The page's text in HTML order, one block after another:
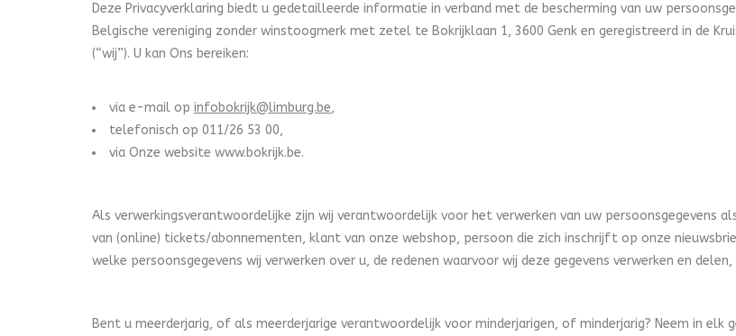
Deze Privacyverklaring biedt u gedetailleerde informatie in verband met de bescherming van uw
Belgische vereniging zonder winstoogmerk met zetel te Bokrijklaan 1, 3600 Genk en geregistreerd in de
(“wij”). U kan Ons bereiken:
via e-mail op infobokrijk@limburg.be,
telefonisch op 011/26 53 00,
via Onze website www.bokrijk.be.
Als verwerkingsverantwoordelijke zijn wij verantwoordelijk voor het verwerken van uw persoonsgegevens
van (online) tickets/abonnementen, klant van onze webshop, persoon die zich inschrijft op onze
welke persoonsgegevens wij verwerken over u, de redenen waarvoor wij deze gegevens verwerken en
Bent u meerderjarig, of als meerderjarige verantwoordelijk voor minderjarigen, of minderjarig? Neem in elk